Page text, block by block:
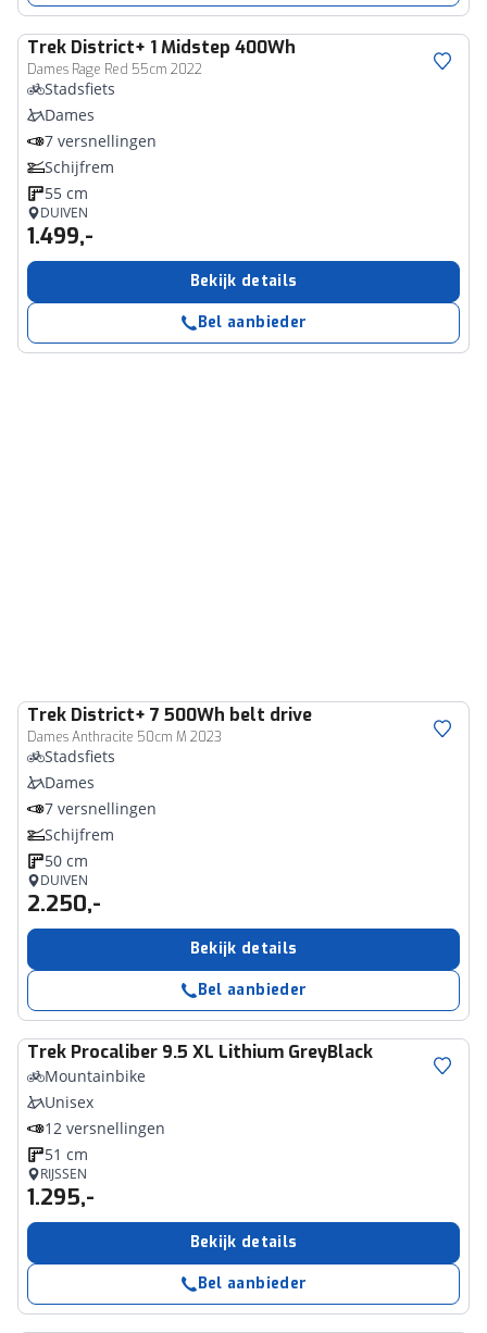
Trek District+ 1 Midstep 400Wh
Dames Rage Red 55cm 2022
Stadsfiets
Dames
7 versnellingen
Schijfrem
55 cm
DUIVEN
1.499,-
Bekijk details
Bel aanbieder
Trek District+ 7 500Wh belt drive
Dames Anthracite 50cm M 2023
Stadsfiets
Dames
7 versnellingen
Schijfrem
50 cm
DUIVEN
2.250,-
Bekijk details
Bel aanbieder
Trek Procaliber 9.5 XL Lithium GreyBlack
Mountainbike
Unisex
12 versnellingen
51 cm
RIJSSEN
1.295,-
Bekijk details
Bel aanbieder